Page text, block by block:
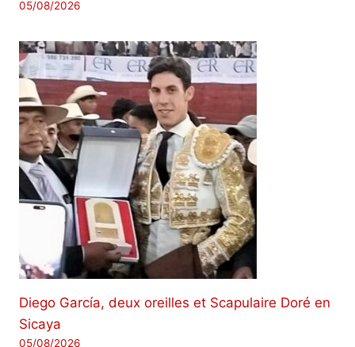
05/08/2026
Diego García, deux oreilles et Scapulaire Doré en
Sicaya
05/08/2026